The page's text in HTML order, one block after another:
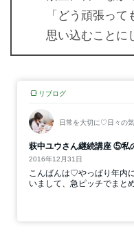
「どう頑張っ
思い込むことに